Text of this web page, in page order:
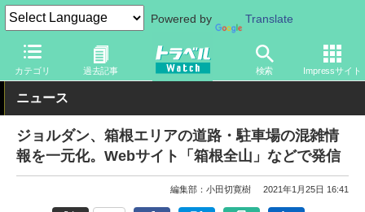
Powered by Translate
カテゴリ 過去記事 検索 Impressサイト
トラベル Watch 旅の方法 クルマ旅
ニュース
ジョルダン、箱根エリアの道路・駐車場の混雑情
報を一元化。Webサイト「箱根全山」などで発信
編集部：小田切寛樹 2021年1月25日 16:41